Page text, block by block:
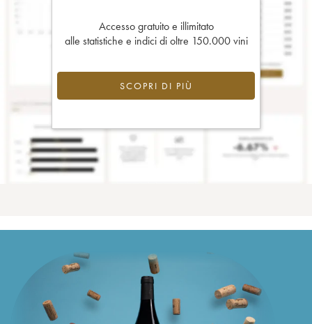
Accesso gratuito e illimitato
alle statistiche e indici di oltre 150.000 vini
SCOPRI DI PIÙ